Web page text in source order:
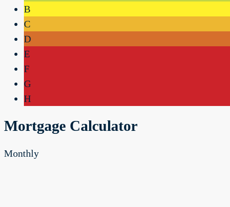
B
C
D
E
F
G
H
Mortgage Calculator
Monthly